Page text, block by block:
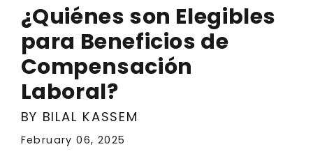
¿Quiénes son Elegibles
para Beneficios de
Compensación
Laboral?
BY BILAL KASSEM
February 06, 2025